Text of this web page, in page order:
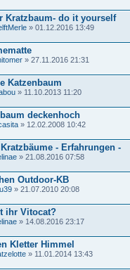
Kratzbaum- do it yourself
» 01.12.2016 13:49
» 27.11.2016 21:31
Katzenbaum
» 11.10.2013 11:20
deckenhoch
» 12.02.2008 10:42
- Erfahrungen -
» 21.08.2016 07:58
Outdoor-KB
» 21.07.2010 20:08
ihr Vitocat?
» 14.08.2016 23:17
Kletter Himmel
» 11.01.2014 13:43